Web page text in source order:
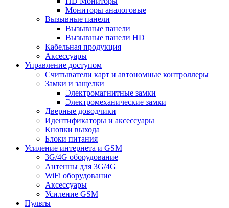
Мониторы аналоговые
Вызывные панели
Вызывные панели
Вызывные панели HD
Кабельная продукция
Аксессуары
Управление доступом
Считыватели карт и автономные контроллеры
Замки и защелки
Электромагнитные замки
Электромеханические замки
Дверные доводчики
Идентификаторы и аксессуары
Кнопки выхода
Блоки питания
Усиление интернета и GSM
3G/4G оборудование
Антенны для 3G/4G
WiFi оборудование
Аксессуары
Усиление GSM
Пульты